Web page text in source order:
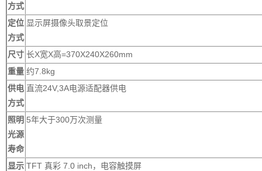
方式
定位
方式
显示屏摄像头取景定位
尺寸 长X宽X高=370X240X260mm
重量 约7.8kg
供电
方式
直流24V,3A电源适配器供电
照明
光源
寿命
5年大于300万次测量
显示 TFT 真彩 7.0 inch，电容触摸屏